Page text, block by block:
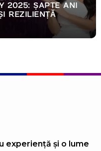
2025: ȘAPTE ANI
REZILIENȚĂ
experiență și o lume